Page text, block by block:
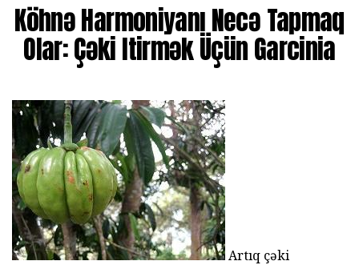
Köhnə Harmoniyanı Necə Tapmaq
Olar: Çəki Itirmək Üçün Garcinia
Artıq çəki